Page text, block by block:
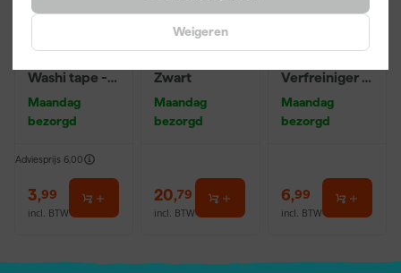
Weigeren
Paintura
Washi tape -
Maandag
bezorgd
Adviesprijs 6,00
3,99
incl. BTW
Zwart
Maandag
bezorgd
20,79
incl. BTW
Verfreiniger –
Maandag
bezorgd
6,99
incl. BTW